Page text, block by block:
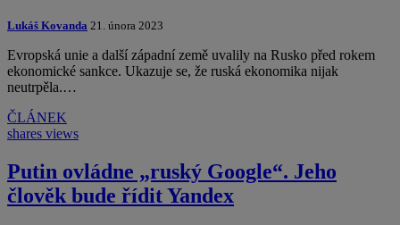
Lukáš Kovanda 21. února 2023
Evropská unie a další západní země uvalily na Rusko před rokem
ekonomické sankce. Ukazuje se, že ruská ekonomika nijak
neutrpěla.…
ČLÁNEK
shares views
Putin ovládne „ruský Google“. Jeho
člověk bude řídit Yandex